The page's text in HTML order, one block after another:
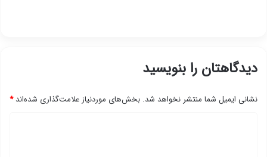
دیدگاهتان را بنویسید
نشانی ایمیل شما منتشر نخواهد شد. بخش‌های موردنیاز علامت‌گذاری شده‌اند*